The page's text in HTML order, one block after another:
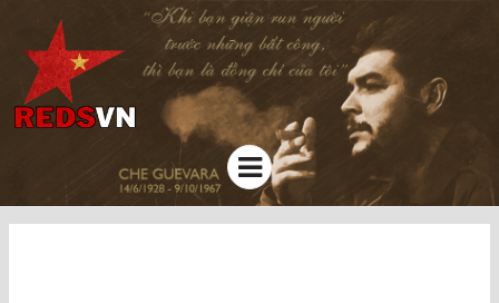
Kênh chia sẻ tri thức cộng đồng
Menu